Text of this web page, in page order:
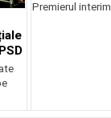
Premierul